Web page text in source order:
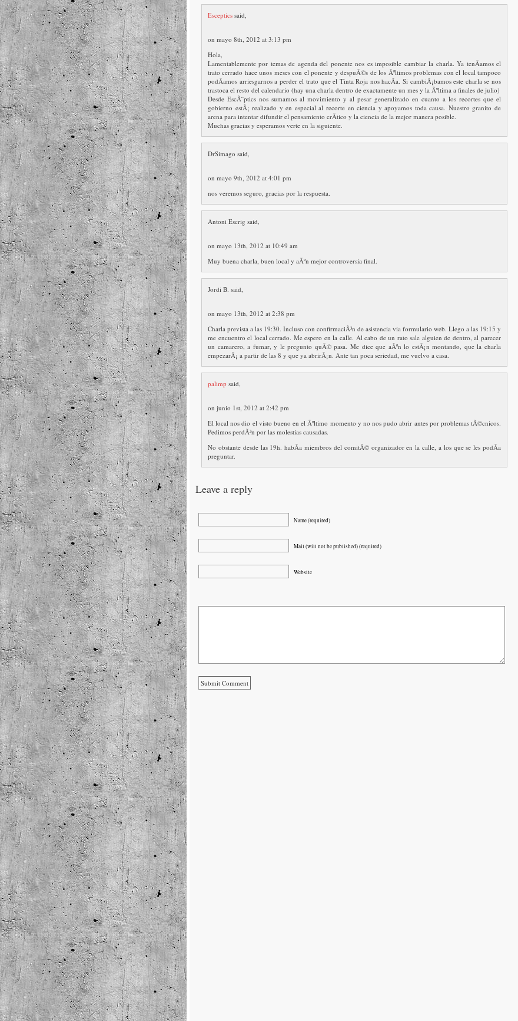
Esceptics said,
on mayo 8th, 2012 at 3:13 pm
Hola,
Lamentablemente por temas de agenda del ponente nos es imposible cambiar la charla. Ya tenÃ­amos el
trato cerrado hace unos meses con el ponente y despuÃ©s de los Ãºltimos problemas con el local tampoco
podÃ­amos arriesgarnos a perder el trato que el Tinta Roja nos hacÃ­a. Si cambiÃ¡bamos este charla se nos
trastoca el resto del calendario (hay una charla dentro de exactamente un mes y la Ãºltima a finales de julio)
Desde EscÃ¨ptics nos sumamos al movimiento y al pesar generalizado en cuanto a los recortes que el
gobierno estÃ¡ realizado y en especial al recorte en ciencia y apoyamos toda causa. Nuestro granito de
arena para intentar difundir el pensamiento crÃ­tico y la ciencia de la mejor manera posible.
Muchas gracias y esperamos verte en la siguiente.
DrSimago said,
on mayo 9th, 2012 at 4:01 pm
nos veremos seguro, gracias por la respuesta.
Antoni Escrig said,
on mayo 13th, 2012 at 10:49 am
Muy buena charla, buen local y aÃºn mejor controversia final.
Jordi B. said,
on mayo 13th, 2012 at 2:38 pm
Charla prevista a las 19:30. Incluso con confirmaciÃ³n de asistencia via formulario web. Llego a las 19:15 y
me encuentro el local cerrado. Me espero en la calle. Al cabo de un rato sale alguien de dentro, al parecer
un camarero, a fumar, y le pregunto quÃ© pasa. Me dice que aÃºn lo estÃ¡n montando, que la charla
empezarÃ¡ a partir de las 8 y que ya abrirÃ¡n. Ante tan poca seriedad, me vuelvo a casa.
palimp said,
on junio 1st, 2012 at 2:42 pm
El local nos dio el visto bueno en el Ãºltimo momento y no nos pudo abrir antes por problemas tÃ©cnicos.
Pedimos perdÃ³n por las molestias causadas.
No obstante desde las 19h. habÃ­a miembros del comitÃ© organizador en la calle, a los que se les podÃ­a
preguntar.
Leave a reply
Name (required)
Mail (will not be published) (required)
Website